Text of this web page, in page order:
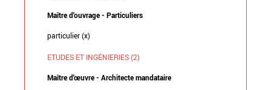
Maître d'ouvrage - Particuliers
particulier (x)
ETUDES ET INGÉNIERIES (2)
Maître d'œuvre - Architecte mandataire